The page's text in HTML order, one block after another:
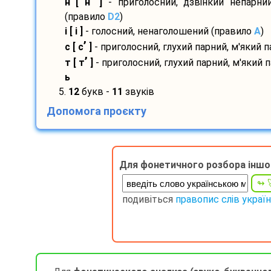
н [ н
- приголосний, дзвінкий
(правило D2)
і [ і ]
- голосний, ненаголошений (правило A)
с [ с’
- приголосний, глухий парний, м'який
т [ т’
- приголосний, глухий парний, м'який
ь
5. 12букв - 11 звуків
Допомога проєкту
Для фонетичного розбора
подивіться правопис слів